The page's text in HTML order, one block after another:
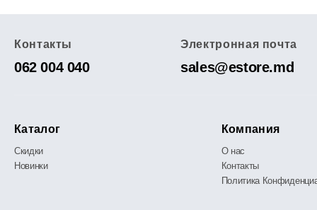
Контакты
062 004 040
Электронная почта
sales@estore.md
Каталог
Скидки
Новинки
Компания
О нас
Контакты
Политика